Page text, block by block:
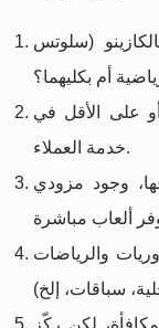
(سلوتس
أم بكليهما؟
على الأقل في
خدمة العملاء.
وجود مزودي
والرياضات